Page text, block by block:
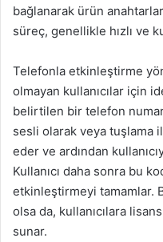
bağlanarak ürün
süreç, genellikle hızlı ve
Telefonla etkinleştirme
olmayan kullanıcılar için
belirtilen bir telefon
sesli olarak veya tuşlama
eder ve ardından
Kullanıcı daha sonra bu
etkinleştirmeyi tamamlar.
olsa da, kullanıcılara
sunar.